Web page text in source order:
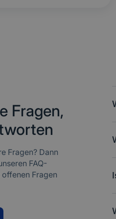
Fragen,
Fragen? Dann
FAQ-
Fragen